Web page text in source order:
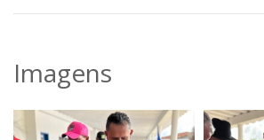
Imagens